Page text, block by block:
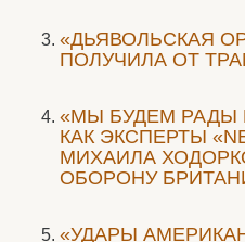
«ДЬЯВОЛЬСКАЯ
ПОЛУЧИЛА ОТ
«МЫ БУДЕМ РАДЫ
КАК ЭКСПЕРТЫ
МИХАИЛА
ОБОРОНУ
«УДАРЫ